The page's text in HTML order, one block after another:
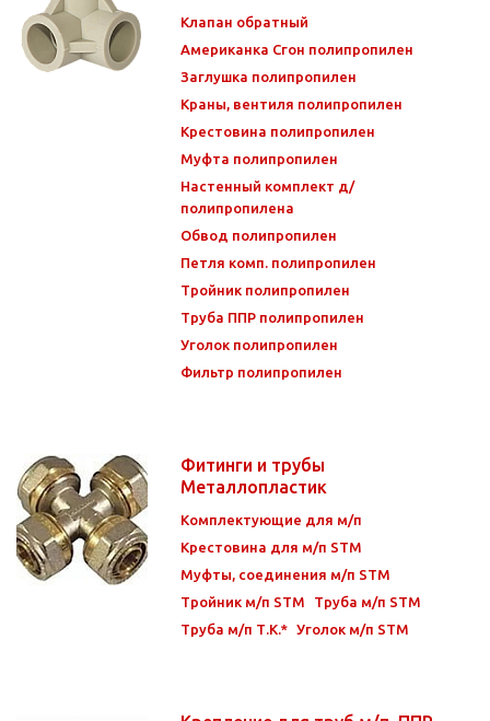
Клапан обратный
Американка Сгон полипропилен
Заглушка полипропилен
Краны, вентиля полипропилен
Крестовина полипропилен
Муфта полипропилен
Настенный комплект д/
полипропилена
Обвод полипропилен
Петля комп. полипропилен
Тройник полипропилен
Труба ППР полипропилен
Уголок полипропилен
Фильтр полипропилен
Фитинги и трубы
Металлопластик
Комплектующие для м/п
Крестовина для м/п STM
Муфты, соединения м/п STM
Тройник м/п STM
Труба м/п STM
Труба м/п Т.К.* Уголок м/п STM